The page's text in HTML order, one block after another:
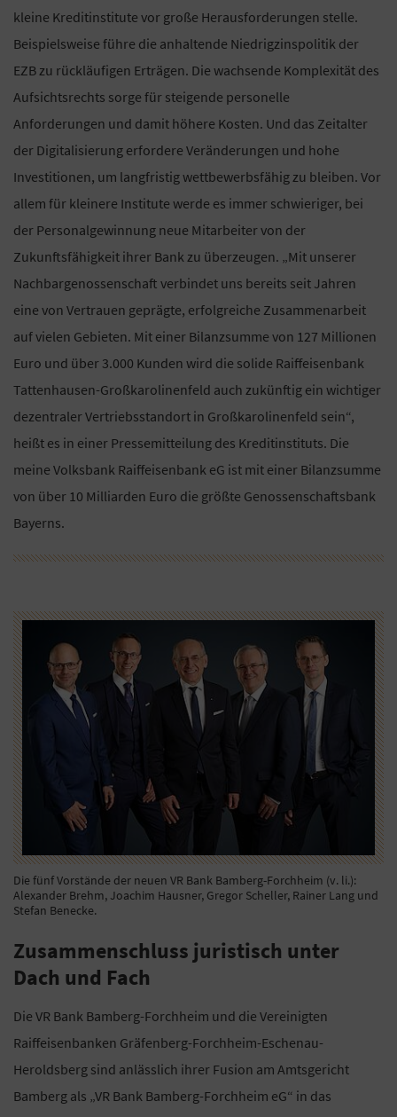
kleine Kreditinstitute vor große Herausforderungen stelle.
Beispielsweise führe die anhaltende Niedrigzinspolitik der
EZB zu rückläufigen Erträgen. Die wachsende Komplexität des
Aufsichtsrechts sorge für steigende personelle
Anforderungen und damit höhere Kosten. Und das Zeitalter
der Digitalisierung erfordere Veränderungen und hohe
Investitionen, um langfristig wettbewerbsfähig zu bleiben. Vor
allem für kleinere Institute werde es immer schwieriger, bei
der Personalgewinnung neue Mitarbeiter von der
Zukunftsfähigkeit ihrer Bank zu überzeugen. „Mit unserer
Nachbargenossenschaft verbindet uns bereits seit Jahren
eine von Vertrauen geprägte, erfolgreiche Zusammenarbeit
auf vielen Gebieten. Mit einer Bilanzsumme von 127 Millionen
Euro und über 3.000 Kunden wird die solide Raiffeisenbank
Tattenhausen-Großkarolinenfeld auch zukünftig ein wichtiger
dezentraler Vertriebsstandort in Großkarolinenfeld sein“,
heißt es in einer Pressemitteilung des Kreditinstituts. Die
meine Volksbank Raiffeisenbank eG ist mit einer Bilanzsumme
von über 10 Milliarden Euro die größte Genossenschaftsbank
Bayerns.
Die fünf Vorstände der neuen VR Bank Bamberg-Forchheim (v. li.):
Alexander Brehm, Joachim Hausner, Gregor Scheller, Rainer Lang und
Stefan Benecke.
Zusammenschluss juristisch unter
Dach und Fach
Die VR Bank Bamberg-Forchheim und die Vereinigten
Raiffeisenbanken Gräfenberg-Forchheim-Eschenau-
Heroldsberg sind anlässlich ihrer Fusion am Amtsgericht
Bamberg als „VR Bank Bamberg-Forchheim eG“ in das